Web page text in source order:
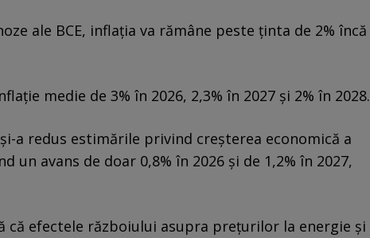
ale BCE, inflația va rămâne peste ținta de 2% încă
medie de 3% în 2026, 2,3% în 2027 și 2% în 2028.
a redus estimările privind creșterea economică a
un avans de doar 0,8% în 2026 și de 1,2% în 2027,
că efectele războiului asupra prețurilor la energie și